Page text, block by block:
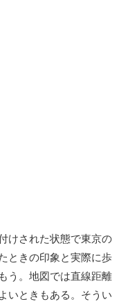
けされた状態で東京の
ときの印象と実際に歩
う。地図では直線距離
いときもある。そうい